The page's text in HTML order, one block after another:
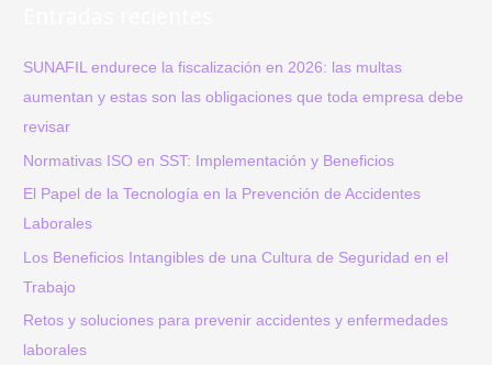
Salud
en
r
p
o
r
:
SUNAFIL endurece la fiscalización en 2026: las multas
aumentan y estas son las obligaciones que toda empresa debe
revisar
Normativas ISO en SST: Implementación y Beneficios
El Papel de la Tecnología en la Prevención de Accidentes
Laborales
Los Beneficios Intangibles de una Cultura de Seguridad en el
Trabajo
Retos y soluciones para prevenir accidentes y enfermedades
laborales